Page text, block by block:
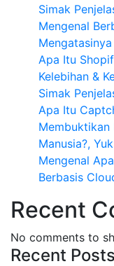
Simak
Mengenal
Mengatasinya
Apa Itu
Kelebihan &
Simak
Apa Itu
Membuktikan
Manusia?,
Mengenal
Berbasis
Recent
No comments to
Recent Posts